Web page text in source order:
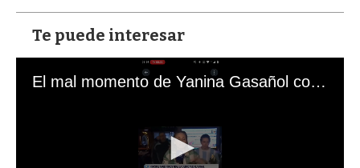
Te puede interesar
El mal momento de Yanina Gasañol con un hincha argentino en "Subrayado"